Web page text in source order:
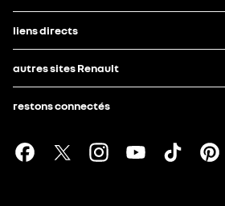
liens directs
autres sites Renault
restons connectés